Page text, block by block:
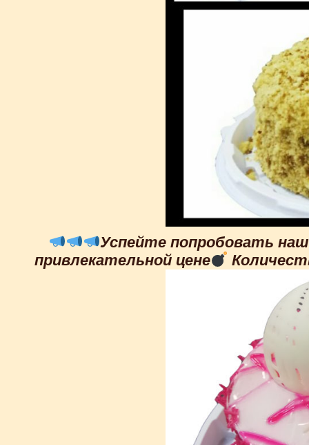
Успейте попробовать
привлекательной цене